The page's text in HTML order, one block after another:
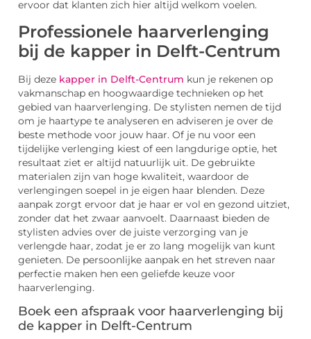
ervoor dat klanten zich hier altijd welkom voelen.
Professionele haarverlenging
bij de kapper in Delft-Centrum
Bij deze kapper in Delft-Centrum kun je rekenen op
vakmanschap en hoogwaardige technieken op het
gebied van haarverlenging. De stylisten nemen de tijd
om je haartype te analyseren en adviseren je over de
beste methode voor jouw haar. Of je nu voor een
tijdelijke verlenging kiest of een langdurige optie, het
resultaat ziet er altijd natuurlijk uit. De gebruikte
materialen zijn van hoge kwaliteit, waardoor de
verlengingen soepel in je eigen haar blenden. Deze
aanpak zorgt ervoor dat je haar er vol en gezond uitziet,
zonder dat het zwaar aanvoelt. Daarnaast bieden de
stylisten advies over de juiste verzorging van je
verlengde haar, zodat je er zo lang mogelijk van kunt
genieten. De persoonlijke aanpak en het streven naar
perfectie maken hen een geliefde keuze voor
haarverlenging.
Boek een afspraak voor haarverlenging bij
de kapper in Delft-Centrum